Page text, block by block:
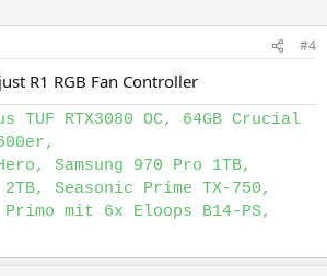
#4
R1 RGB Fan Controller
TUF RTX3080 OC, 64GB Crucial
Samsung 970 Pro 1TB,
Seasonic Prime TX-750,
Primo mit 6x Eloops B14-PS,